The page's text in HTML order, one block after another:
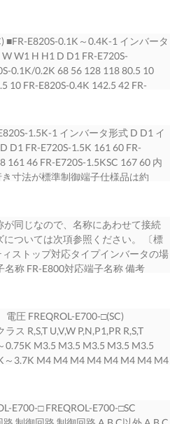
に 端子台が出るので、奥行き寸法
セーフティストップ対応品は約21.6
(Eキット)（標準制御端子仕様
ーSC+FR-A7NC（セーフティスト
に 端子台が出るので、奥行き寸法
くなります。 8/29 ＢＣＮ-Ｃ２１
■FR-E820S-0.1K～0.4K-1 インバータ
W1 H H1 D D1 FR-E720S-
0.1K/0.2K 68 56 128 118 80.5 10
10 FR-E820S-0.4K 142.5 42 FR-
御端子仕様品は約15.1mm、 内蔵オ
が約27.6mm大きくなります。 セー
㎜大きくなります。* * FR-A7NC
品）、FR-A7NC Eキット カバー
トップ対応品）装着時は、前面に
■FR-E820S-0.75K-1 インバー
135.5 60 インバータ形式 W W1 H
141.5 60 FR-E820S-0.75K 108 96
ョン装着時は奥行き寸法が標準制御
蔵オプション装着時は奥行き寸法が
セーフティストップ対応品は約21.6
(Eキット)（標準制御端子仕様
バーSC+FR-A7NC（セーフティスト
に 端子台が出るので、奥行き寸法
くなります。 9/29 ＢＣＮ-Ｃ２１
1.5K-1 インバータ形式 D D1 イ
D1 FR-E720S-1.5K 161 60 FR-
161 46 FR-E720S-1.5KSC 167 60 内
寸法が標準制御端子仕様品は約
ップ対応品は約21.6㎜大きくなりま
標準制御端子仕様品）、FR-A7NC E
（セーフティストップ対応品）装着
ので、奥行き寸法が約2mm（最大
E720S-2.2K(SC) ■FR-E820S-
118 142.5 52.5 FR-E720S-2.2K 155.5
60 内蔵オプション装着時は奥行き寸
す。 内蔵オプション装着時は奥行き
約15.1mm、 セーフティストップ対
す。* * FR-A7NC (Eキット)（標準制
Eキット カバーSC+FR-A7NC（セー
時は、前面に 端子台が出るので、
）大きくなります。 10/29 Ｂ
が同じなので、名称にあわせて接続
については次項参照ください。 〔標
ストップ対応タイプインバータの場
名称 FR-E800対応端子名称 備考
はT,Ｔ/Ｌ３端子はありません。
/＋，ＰＲ Ｐ/＋，ＰＲ 回 Ｐ/＋，Ｎ/
１ Ｐ/＋，Ｐ１ ＳＴＦ ＳＴＦ ＳＴＦ
Ｈ ＲＨ ＲＨ 回 ＲＭ ＲＭ ＲＭ 路 ・
ＲＳ - ＭＲＳ 信 ＲＥＳ ＲＥＳ ＲＥＳ
周２ ２ ロ定 波 数５ ５ 端子SD、端
グ ４ ４ 接点 Ａ，Ｂ，Ｃ Ａ，Ｂ，
御レーＦＵ ＦＵ 信回クプ 号路タン
圧 FREQROL-E700-□(SC)
ス R,S,T U,V,W P,N,P1,PR R,S,T
0.75K M3.5 M3.5 M3.5 M3.5 M3.5
～3.7K M4 M4 M4 M4 M4 M4 M4 M4
5.5K、7.5K M4 M4 M4 M4 M4
M3.5 M3.5 M3.5 M3.5 M3.5 M3.5
M4 M4 M4 M4 M4 200V 1.5K,2.2K
E700-□ FREQROL-E700-□SC